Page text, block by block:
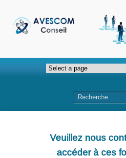
Veuillez nous
accéder à ces